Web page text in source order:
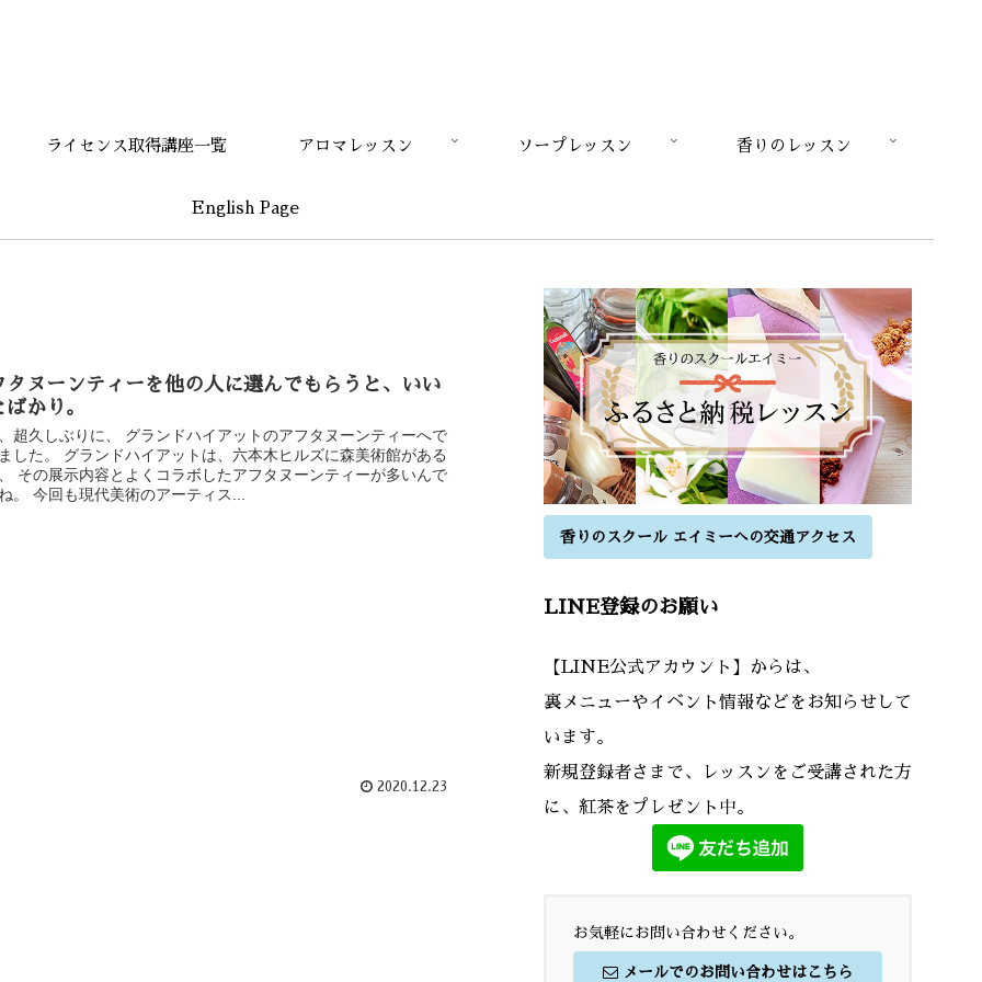
ライセンス取得講座一覧 アロマレッスン ソープレッスン 香りのレッスン
English Page
タヌーンティーを他の人に選んでもらうと、いい
かり。
超久しぶりに、 グランドハイアットのアフタヌーンティーへで
した。 グランドハイアットは、六本木ヒルズに森美術館がある
その展示内容とよくコラボしたアフタヌーンティーが多いんで
。 今回も現代美術のアーティス...
2020.12.23
香りのスクール エイミーへの交通アクセス
LINE登録のお願い
【LINE公式アカウント】からは、
裏メニューやイベント情報などをお知らせして
います。
新規登録者さまで、レッスンをご受講された方
に、紅茶をプレゼント中。
お気軽にお問い合わせください。
メールでのお問い合わせはこちら